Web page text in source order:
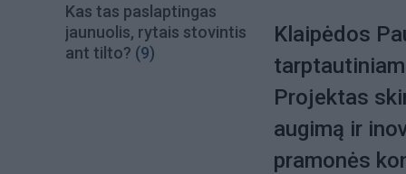
Kas tas paslaptingas
jaunuolis, rytais stovintis
ant tilto? (9)
Klaipėdos
Projektas
augimą ir
pramonės